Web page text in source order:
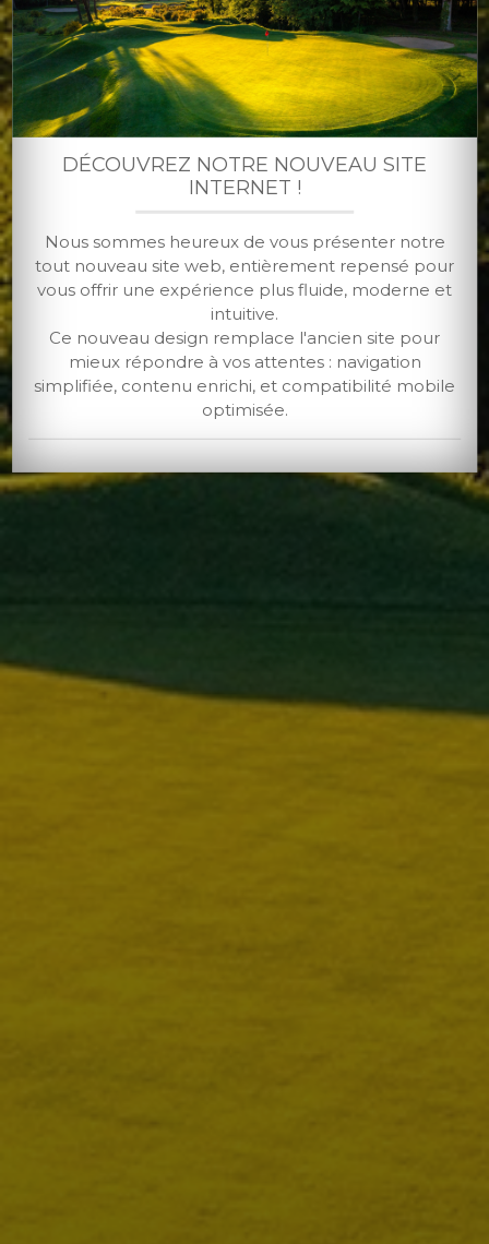
Golf de Saint-Germain
Harry S. Colt - 1922
DÉCOUVREZ NOTRE NOUVEAU SITE
INTERNET !
Nous sommes heureux de vous présenter notre
tout nouveau site web, entièrement repensé pour
vous offrir une expérience plus fluide, moderne et
intuitive.
Ce nouveau design remplace l'ancien site pour
mieux répondre à vos attentes : navigation
simplifiée, contenu enrichi, et compatibilité mobile
optimisée.